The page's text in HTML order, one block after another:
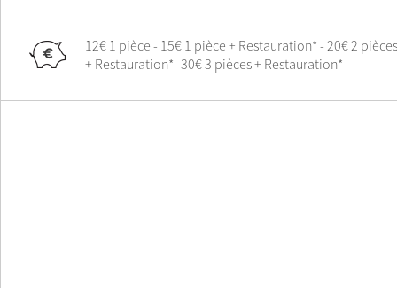
12€ 1 pièce - 15€ 1 pièce + Restauration* - 20€ 2 pièces
+ Restauration* -30€ 3 pièces + Restauration*